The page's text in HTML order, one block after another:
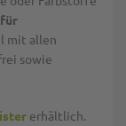
für
mit allen
sowie
erhältlich.